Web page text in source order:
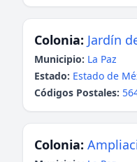
Colonia: Jardín
Municipio: La Paz
Estado: Estado de
Códigos Postales:
Colonia: